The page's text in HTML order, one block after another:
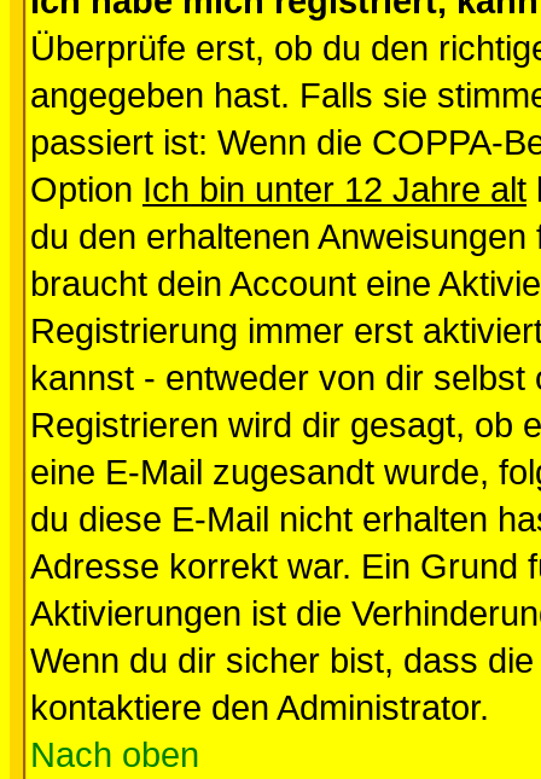
Überprüfe erst, ob du den
angegeben hast. Falls sie
passiert ist: Wenn die COPPA-
Option Ich bin unter 12 Jahre alt
du den erhaltenen
braucht dein Account eine
Registrierung immer erst
kannst - entweder von dir selbst
Registrieren wird dir gesagt, ob
eine E-Mail zugesandt wurde,
du diese E-Mail nicht erhalten
Adresse korrekt war. Ein Grund
Aktivierungen ist die
Wenn du dir sicher bist, dass
kontaktiere den Administrator.
Nach oben